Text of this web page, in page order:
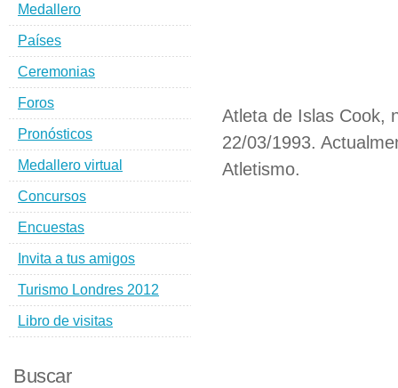
Atleta de Islas Cook,
22/03/1993.
Atletismo.
Medallero
Países
Ceremonias
Foros
Pronósticos
Medallero virtual
Concursos
Encuestas
Invita a tus amigos
Turismo Londres 2012
Libro de visitas
Buscar